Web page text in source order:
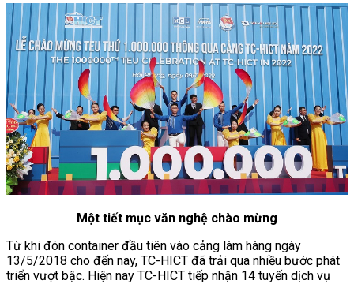
Một tiết mục văn nghệ chào mừng
Từ khi đón container đầu tiên vào cảng làm hàng ngày
13/5/2018 cho đến nay, TC-HICT đã trải qua nhiều bước phát
triển vượt bậc. Hiện nay TC-HICT tiếp nhận 14 tuyến dịch vụ